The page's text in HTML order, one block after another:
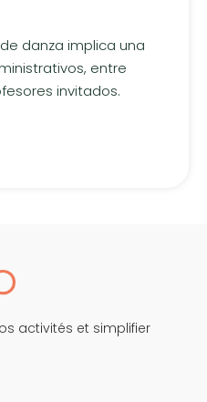
danza implica una
entre
invitados.
activités et simplifier